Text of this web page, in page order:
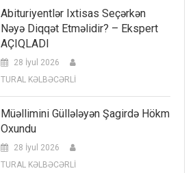
Abituriyentlər Ixtisas Seçərkən
Nəyə Diqqət Etməlidir? – Ekspert
AÇIQLADI
28 İyul 2026
TURAL KƏLBƏCƏRLİ
Müəllimini Güllələyən Şagirdə Hökm
Oxundu
28 İyul 2026
TURAL KƏLBƏCƏRLİ